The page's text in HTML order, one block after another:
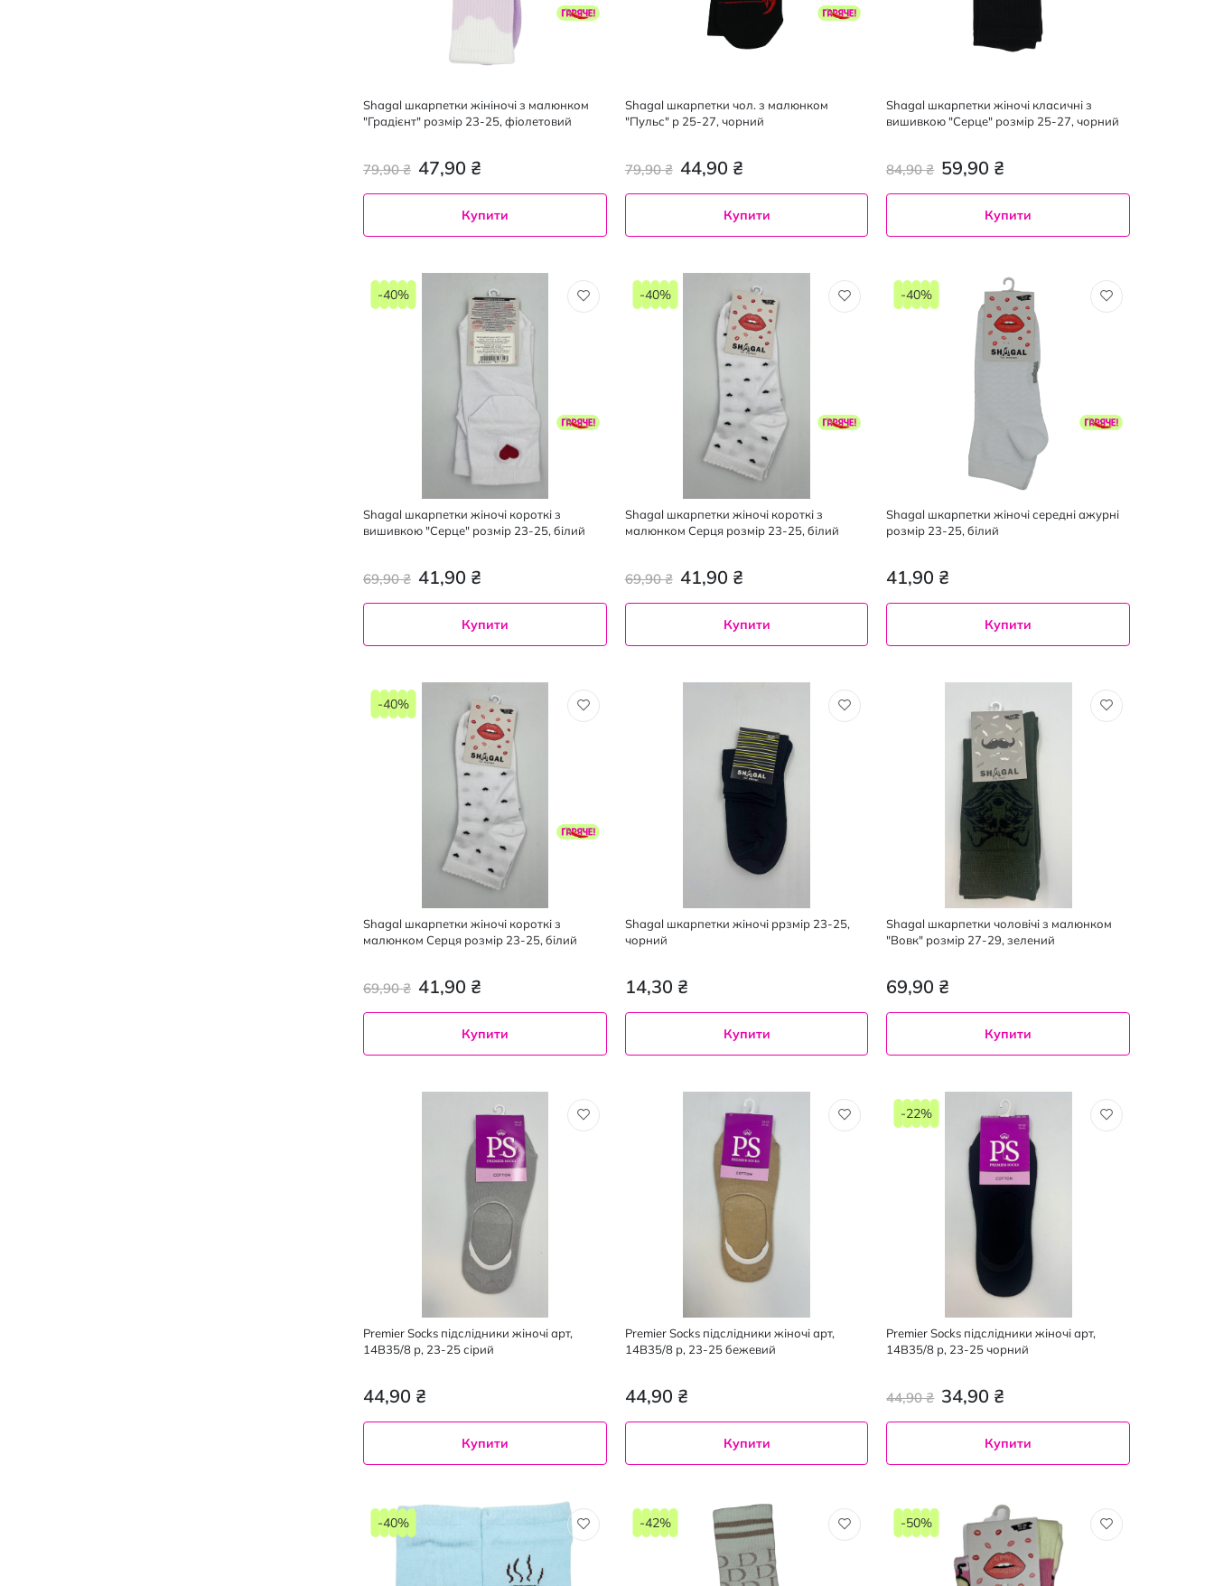
Shagal шкарпетки жініночі з малюнком
"Градієнт" розмір 23-25, фіолетовий
47,90 ₴
79,90 ₴
Купити
Shagal шкарпетки чол. з малюнком
"Пульс" р 25-27, чорний
44,90 ₴
79,90 ₴
Купити
Shagal шкарпетки жіночі класичні з
вишивкою "Серце" розмір 25-27, чорний
59,90 ₴
84,90 ₴
Купити
Shagal шкарпетки жіночі короткі з
вишивкою "Серце" розмір 23-25, білий
41,90 ₴
69,90 ₴
-40%
Купити
Shagal шкарпетки жіночі короткі з
малюнком Серця розмір 23-25, білий
41,90 ₴
69,90 ₴
-40%
Купити
Shagal шкарпетки жіночі середні ажурні
розмір 23-25, білий
41,90 ₴
-40%
Купити
Shagal шкарпетки жіночі короткі з
малюнком Серця розмір 23-25, білий
41,90 ₴
69,90 ₴
-40%
Купити
Shagal шкарпетки жіночі ррзмір 23-25,
чорний
14,30 ₴
Купити
Shagal шкарпетки чоловічі з малюнком
"Вовк" розмір 27-29, зелений
69,90 ₴
Купити
Premier Socks підслідники жіночі арт,
14В35/8 р, 23-25 сірий
44,90 ₴
Купити
Premier Socks підслідники жіночі арт,
14В35/8 р, 23-25 бежевий
44,90 ₴
Купити
Premier Socks підслідники жіночі арт,
14В35/8 р, 23-25 чорний
34,90 ₴
44,90 ₴
-22%
Купити
-40% -42% -50%